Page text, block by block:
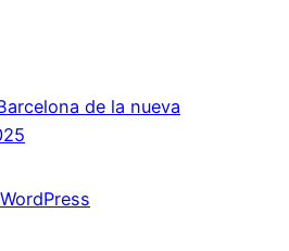
de la nueva
WordPress